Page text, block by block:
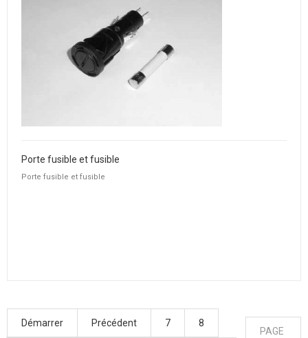
Porte fusible et fusible
Porte fusible et fusible
Démarrer Précédent 7 8
PAGE